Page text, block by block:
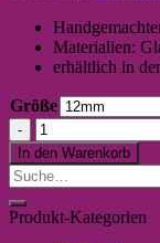
Materialien:
erhältlich in
Größe
Ohrstecker
"schwarz/weiß
mit
goldenen
Menge
In den Warenkorb
Suche
nach:
Produkt-Kategorien